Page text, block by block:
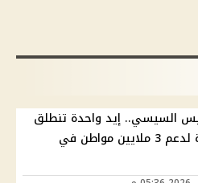
السيسي.. إيد واحدة تنطلق
بمرحلة جديدة لدعم 3 ملايين مواطن في